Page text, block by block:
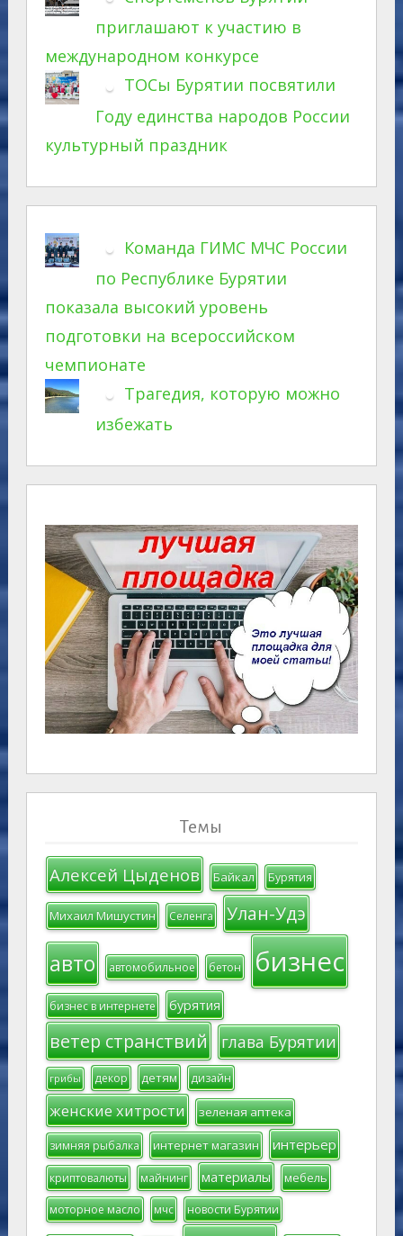
приглашают к участию в
международном конкурсе
ТОСы Бурятии посвятили
Году единства народов России
культурный праздник
Команда ГИМС МЧС России
по Республике Бурятии
показала высокий уровень
подготовки на всероссийском
чемпионате
Трагедия, которую можно
избежать
Темы
Алексей Цыденов Байкал Бурятия
Михаил Мишустин Селенга Улан-Удэ
авто автомобильное бетон бизнес
бизнес в интернете бурятия
ветер странствий глава Бурятии
грибы декор детям дизайн
женские хитрости зеленая аптека
зимняя рыбалка интернет магазин интерьер
криптовалюты майнинг материалы мебель
моторное масло мчс новости Бурятии